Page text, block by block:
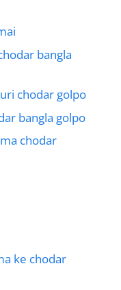
chodar bangla
chodar golpo
bangla golpo
chodar
ke chodar